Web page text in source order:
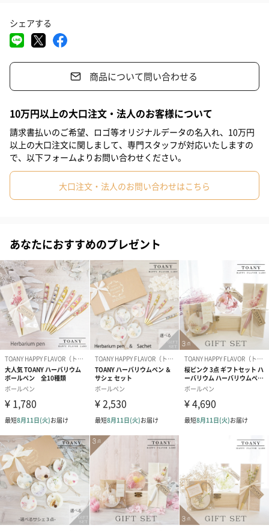
5種類からお選びいただけます
桜
クリアパープル
彩
ピュアブルー
お客様の声から生まれました
お花は大好きだけど、もらったお花がすぐ枯れてしまうのが悲し
い、お手入れが大変、というお客様の声から生まれました。 アロ
マワックスサシェもハーバリウムも、お手入れ不要で長くお花の
ある生活を楽しんでいただけます。
お花が好きな方、インテリアが好きな方におすすめ
お花が好きな幅広い年齢層の方にお選びいただいております。豊
富な種類からお好みのカラー、贈る方のイメージのカラーを選ん
で贈るのもおすすめです。
#記念日
#ホワイトデー
#自分へのご褒美 #退職祝い #送別会
#姪 #姉 #彼女 #同僚女性 #上司女性
#祖母 #母親 #妻 #女性 #女友達 #20代前半
#80代 #90代
シェアする
商品について問い合わせる
10万円以上の大口注文・法人のお客様について
請求書払いのご希望、ロゴ等オリジナルデータの名入れ、10万円
以上の大口注文に関しまして、専門スタッフが対応いたしますの
で、以下フォームよりお問い合わせください。
大口注文・法人のお問い合わせはこちら
あなたにおすすめのプレゼント